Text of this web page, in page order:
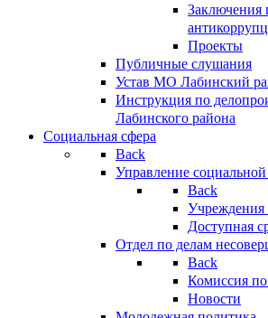
Заключения
Проекты
Публичные слушания
Устав МО Лабинский
Инструкция по
Лабинского района
Социальная сфера
Back
Управление
Back
Учреждения
Доступная
Отдел по делам
Back
Комиссия
Новости